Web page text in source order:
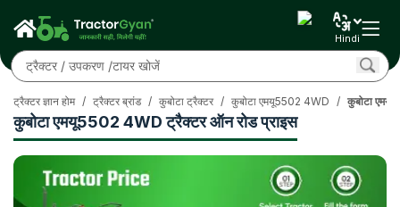
Hindi
कुबोटा एमयू5502 4WD ट्रैक्टर ऑन रोड प्राइस
ट्रैक्टर ज्ञान होम / ट्रैक्टर ब्रांड / कुबोटा ट्रैक्टर / कुबोटा एमयू5502 4WD / कुबोटा